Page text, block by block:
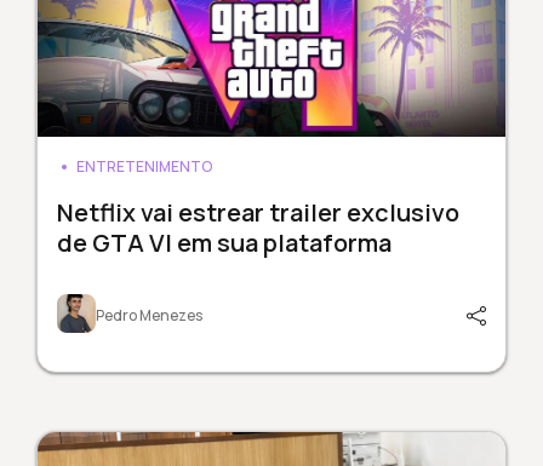
ENTRETENIMENTO
Netflix vai estrear trailer exclusivo
de GTA VI em sua plataforma
Pedro Menezes